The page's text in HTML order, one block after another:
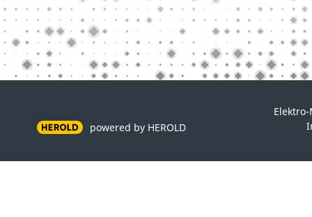
powered by HEROLD